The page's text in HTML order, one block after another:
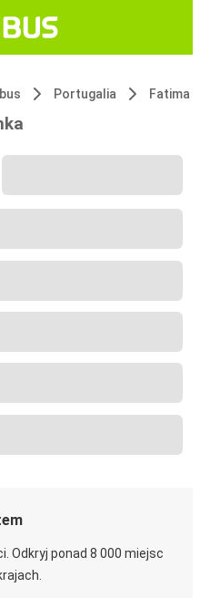
Portugalia Fatima
Odkryj ponad 8 000 miejsc